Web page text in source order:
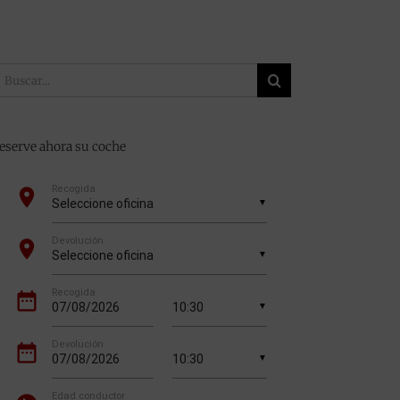
ahora su coche